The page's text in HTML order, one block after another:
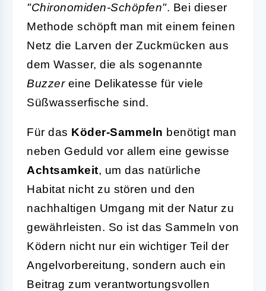
"Chironomiden-Schöpfen". Bei dieser
Methode schöpft man mit einem feinen
Netz die Larven der Zuckmücken aus
dem Wasser, die als sogenannte
Buzzereine Delikatesse für viele
Süßwasserfische sind.
Für das Köder-Sammeln benötigt man
neben Geduld vor allem eine gewisse
Achtsamkeit, um das natürliche
Habitat nicht zu stören und den
nachhaltigen Umgang mit der Natur zu
gewährleisten. So ist das Sammeln von
Ködern nicht nur ein wichtiger Teil der
Angelvorbereitung, sondern auch ein
Beitrag zum verantwortungsvollen